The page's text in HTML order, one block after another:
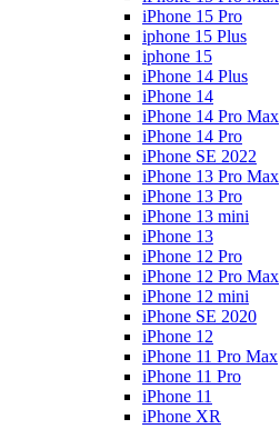
iPhone 15 Pro
iphone 15 Plus
iphone 15
iPhone 14 Plus
iPhone 14
iPhone 14 Pro Max
iPhone 14 Pro
iPhone SE 2022
iPhone 13 Pro Max
iPhone 13 Pro
iPhone 13 mini
iPhone 13
iPhone 12 Pro
iPhone 12 Pro Max
iPhone 12 mini
iPhone SE 2020
iPhone 12
iPhone 11 Pro Max
iPhone 11 Pro
iPhone 11
iPhone XR